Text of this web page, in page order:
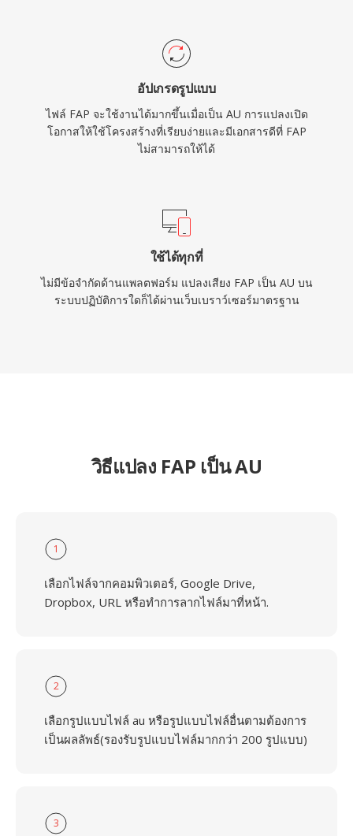
อัปเกรดรูปแบบ
ไฟล์ FAP จะใช้งานได้มากขึ้นเมื่อเป็น AU การแปลงเปิด
โอกาสให้ใช้โครงสร้างที่เรียบง่ายและมีเอกสารดีที่ FAP
ไม่สามารถให้ได้
ใช้ได้ทุกที่
ไม่มีข้อจำกัดด้านแพลตฟอร์ม แปลงเสียง FAP เป็น AU บน
ระบบปฏิบัติการใดก็ได้ผ่านเว็บเบราว์เซอร์มาตรฐาน
วิธีแปลง FAP เป็น AU
1
เลือกไฟล์จากคอมพิวเตอร์, Google Drive,
Dropbox, URL หรือทำการลากไฟล์มาที่หน้า.
2
เลือกรูปแบบไฟล์ au หรือรูปแบบไฟล์อื่นตามต้องการ
เป็นผลลัพธ์(รองรับรูปแบบไฟล์มากกว่า 200 รูปแบบ)
3